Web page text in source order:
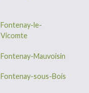
Fontenay-le-
Vicomte
Fontenay-Mauvoisin
Fontenay-sous-Bois